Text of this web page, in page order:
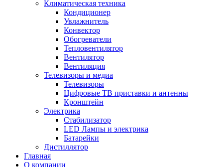
Климатическая техника
Кондиционер
Увлажнитель
Конвектор
Обогреватели
Тепловентилятор
Вентилятор
Вентиляция
Телевизоры и медиа
Телевизоры
Цифровые ТВ приставки и антенны
Кронштейн
Электрика
Стабилизатор
LED Лампы и электрика
Батарейки
Дистиллятор
Главная
О компании